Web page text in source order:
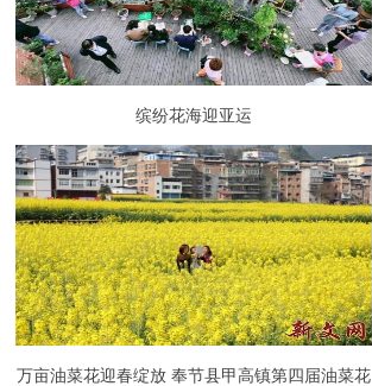
缤纷花海迎亚运
万亩油菜花迎春绽放 奉节县甲高镇第四届油菜花